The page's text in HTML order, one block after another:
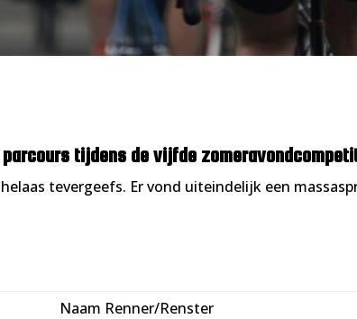
tijdens de vijfde
tevergeefs. Er vond uiteindelijk een
Naam Renner/Renster